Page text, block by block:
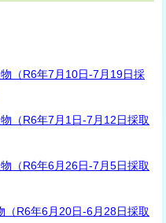
（R6年7月10日-7月19日採
（R6年7月1日-7月12日採取
（R6年6月26日-7月5日採取
（R6年6月20日-6月28日採取